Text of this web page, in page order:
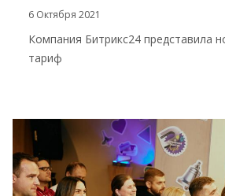
6 Октября 2021
Компания Битрикс24 представила
тариф